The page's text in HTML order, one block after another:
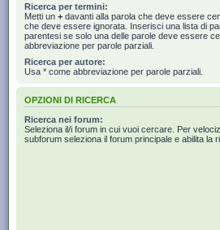
Ricerca per termini:
Metti un + davanti alla parola che deve essere
che deve essere ignorata. Inserisci una lista di
parentesi se solo una delle parole deve essere
abbreviazione per parole parziali.
Ricerca per autore:
Usa * come abbreviazione per parole parziali.
OPZIONI DI RICERCA
Ricerca nei forum:
Seleziona il/i forum in cui vuoi cercare. Per
subforum seleziona il forum principale e abilita la